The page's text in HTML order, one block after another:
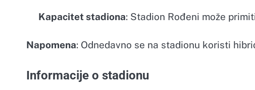
Kapacitet stadiona: Stadion Rođeni može
Napomena: Odnedavno se na stadionu koristi
Informacije o stadionu